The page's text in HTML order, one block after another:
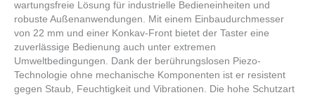
wartungsfreie Lösung für industrielle Bedieneinheiten und
robuste Außenanwendungen. Mit einem Einbaudurchmesser
von 22 mm und einer Konkav-Front bietet der Taster eine
zuverlässige Bedienung auch unter extremen
Umweltbedingungen. Dank der berührungslosen Piezo-
Technologie ohne mechanische Komponenten ist er resistent
gegen Staub, Feuchtigkeit und Vibrationen. Die hohe Schutzart